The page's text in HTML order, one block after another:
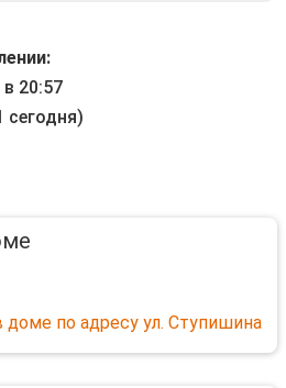
20:57
сегодня)
доме по адресу ул. Ступишина